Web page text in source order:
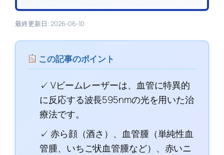
最終更新日: 2026-06-10
この記事のポイント
✓ Vビームレーザーは、血管に特異的
に反応する波長595nmの光を用いた治
療法です。
✓ 赤ら顔（酒さ）、血管腫（単純性血
管腫、いちご状血管腫など）、赤いニ